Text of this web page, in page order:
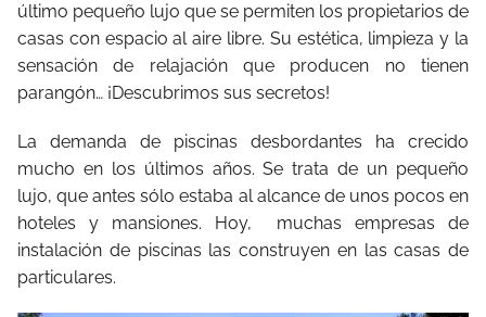
último pequeño lujo que se permiten los propietarios de
casas con espacio al aire libre. Su estética, limpieza y la
sensación de relajación que producen no tienen
parangón… ¡Descubrimos sus secretos!
La demanda de piscinas desbordantes ha crecido
mucho en los últimos años. Se trata de un pequeño
lujo, que antes sólo estaba al alcance de unos pocos en
hoteles y mansiones. Hoy, muchas empresas de
instalación de piscinas las construyen en las casas de
particulares.